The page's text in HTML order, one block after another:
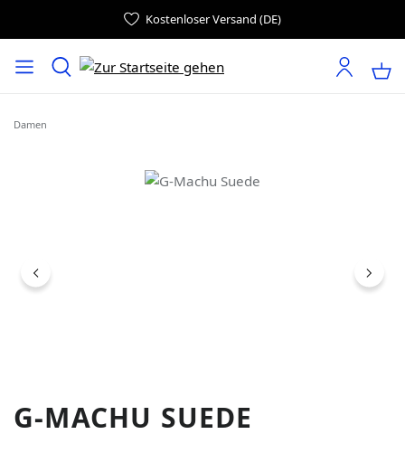
Kostenloser Versand (DE)
Damen
Bildergalerie überspringen
G-MACHU SUEDE